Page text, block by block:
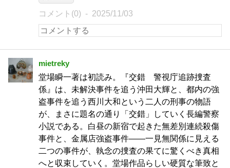
コメント(0) 2025/11/03
mietreky
堂場瞬一著は初読み。『交錯 警視庁追跡捜査
係』は、未解決事件を追う沖田大輝と、都内の強
盗事件を追う西川大和という二人の刑事の物語
が、まさに題名の通り「交錯」していく長編警察
小説である。白昼の新宿で起きた無差別連続殺傷
事件と、金属店強盗事件——一見無関係に見える
二つの事件が、執念の捜査の果てに驚くべき真相
へと収束していく。堂場作品らしい硬質な筆致と